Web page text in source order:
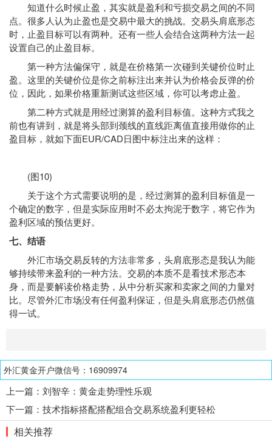
知道什么时候止盈，其实就是盈利和亏损交易之间的不同
点。很多人认为止盈也是交易中最大的挑战。交易头肩底形态
时，止盈目标可以有两种。还有一些人会结合这两种方法一起
设置自己的止盈目标。
第一种方法偏保守，就是在价格第一次碰到关键价位时止
盈。这里的关键价位是你之前标注出来并认为价格会反弹的价
位，因此，如果价格重新测试这些区域，你可以考虑止盈。
第二种方式就是用经过测算的盈利目标值。这种方式我之
前也有讲到，就是将头部到颈线的直线距离值直接用做你的止
盈目标，就如下面EUR/CAD日图中标注出来的这样：
(图10)
关于这个方式需要说明的是，经过测算的盈利目标值是一
个确定的数字，但是实际应用时不必太拘泥于数字，将它作为
盈利区域的预估更好。
七、结语
外汇市场交易反转的方法非常多，头肩底形态是我认为能
够持续带来盈利的一种方法。交易的本质不是看技术形态本
身，而是要解读价格走势，从中分析买家和卖家之间的力量对
比。尽管外汇市场没有任何盈利保证，但是头肩底形态仍然值
得一试。
外汇黄金开户微信号：16909974
上一篇： 刘智辛：黄金走势理性乐观
下一篇： 技术指标搭配搭配组合交易系统盈利更轻松
相关推荐